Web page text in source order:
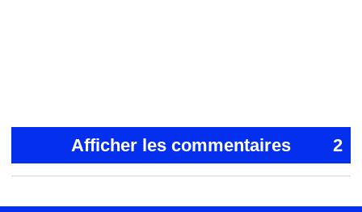
Afficher les commentaires 2